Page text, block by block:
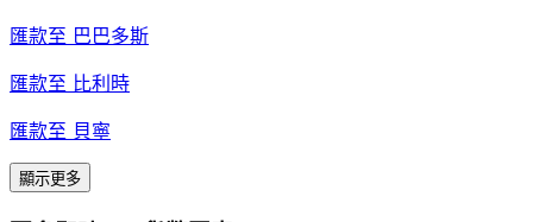
匯款至 巴巴多斯
匯款至 比利時
匯款至 貝寧
顯示更多